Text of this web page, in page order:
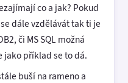
co a jak? Pokud
dále vzdělávát tak ti je
či MS SQL možná
jako příklad se to dá.
buší na rameno a